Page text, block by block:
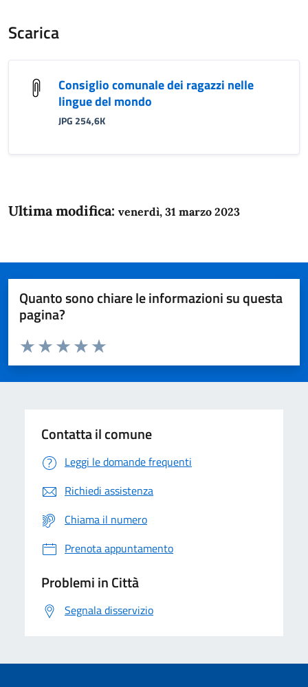
Scarica
Consiglio comunale dei ragazzi nelle
lingue del mondo
JPG 254,6K
Ultima modifica: venerdì, 31 marzo 2023
Quanto sono chiare le informazioni su questa
pagina?
Domanda
Valuta da 1 a 5 stelle la pagina
Valuta 5 stelle su 5
Valuta 4 stelle su 5
Valuta 3 stelle su 5
Valuta 2 stelle su 5
Valuta 1 stelle su 5
Contatta il comune
Leggi le domande frequenti
Richiedi assistenza
Chiama il numero
Prenota appuntamento
Problemi in Città
Segnala disservizio